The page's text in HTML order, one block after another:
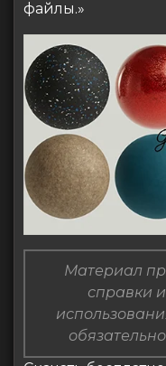
файлы.»
Материал
справки